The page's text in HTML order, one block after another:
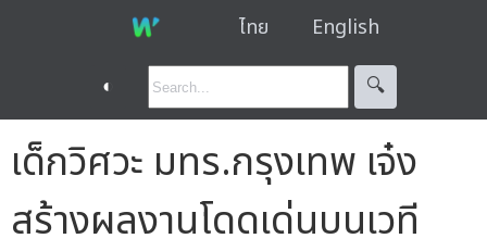
ไทย English
◐ 🔍︎
เด็กวิศวะ มทร.กรุงเทพ เจ๋ง
สร้างผลงานโดดเด่นบนเวที